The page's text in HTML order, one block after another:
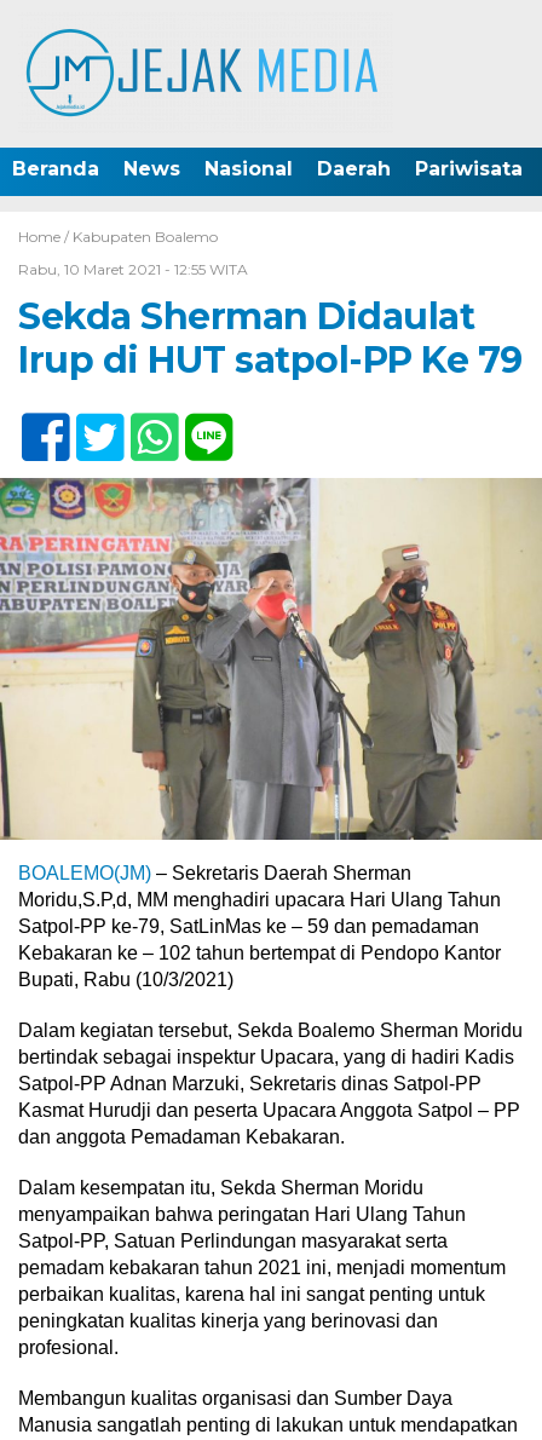
Beranda News Nasional Daerah Pariwisata
Home / Kabupaten Boalemo
Rabu, 10 Maret 2021 - 12:55 WITA
Sekda Sherman Didaulat
Irup di HUT satpol-PP Ke 79
BOALEMO(JM) – Sekretaris Daerah Sherman
Moridu,S.P,d, MM menghadiri upacara Hari Ulang Tahun
Satpol-PP ke-79, SatLinMas ke – 59 dan pemadaman
Kebakaran ke – 102 tahun bertempat di Pendopo Kantor
Bupati, Rabu (10/3/2021)
Dalam kegiatan tersebut, Sekda Boalemo Sherman Moridu
bertindak sebagai inspektur Upacara, yang di hadiri Kadis
Satpol-PP Adnan Marzuki, Sekretaris dinas Satpol-PP
Kasmat Hurudji dan peserta Upacara Anggota Satpol – PP
dan anggota Pemadaman Kebakaran.
Dalam kesempatan itu, Sekda Sherman Moridu
menyampaikan bahwa peringatan Hari Ulang Tahun
Satpol-PP, Satuan Perlindungan masyarakat serta
pemadam kebakaran tahun 2021 ini, menjadi momentum
perbaikan kualitas, karena hal ini sangat penting untuk
peningkatan kualitas kinerja yang berinovasi dan
profesional.
Membangun kualitas organisasi dan Sumber Daya
Manusia sangatlah penting di lakukan untuk mendapatkan